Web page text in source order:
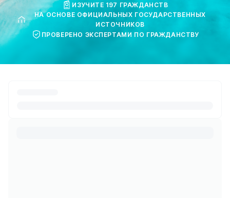
ИЗУЧИТЕ 197 ГРАЖДАНСТВ
НА ОСНОВЕ ОФИЦИАЛЬНЫХ ГОСУДАРСТВЕННЫХ
ИСТОЧНИКОВ
ПРОВЕРЕНО ЭКСПЕРТАМИ ПО ГРАЖДАНСТВУ